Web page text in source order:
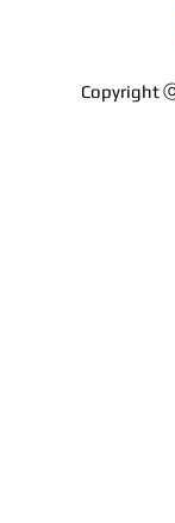
Copyright